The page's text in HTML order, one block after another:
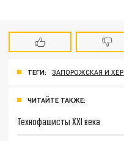
ТЕГИ: ЗАПОРОЖСКАЯ И
ЧИТАЙТЕ ТАКЖЕ:
Технофашисты XXI века